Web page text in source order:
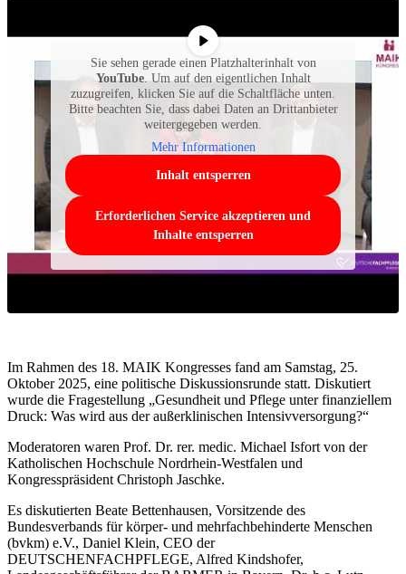
Sie sehen gerade einen Platzhalterinhalt von
YouTube. Um auf den eigentlichen Inhalt
zuzugreifen, klicken Sie auf die Schaltfläche unten.
Bitte beachten Sie, dass dabei Daten an Drittanbieter
weitergegeben werden.
Mehr Informationen
Inhalt entsperren
Erforderlichen Service akzeptieren und
Inhalte entsperren
Im Rahmen des 18. MAIK Kongresses fand am Samstag, 25.
Oktober 2025, eine politische Diskussionsrunde statt. Diskutiert
wurde die Fragestellung „Gesundheit und Pflege unter finanziellem
Druck: Was wird aus der außerklinischen Intensivversorgung?“
Moderatoren waren Prof. Dr. rer. medic. Michael Isfort von der
Katholischen Hochschule Nordrhein-Westfalen und
Kongresspräsident Christoph Jaschke.
Es diskutierten Beate Bettenhausen, Vorsitzende des
Bundesverbands für körper- und mehrfachbehinderte Menschen
(bvkm) e.V., Daniel Klein, CEO der
DEUTSCHENFACHPFLEGE, Alfred Kindshofer,